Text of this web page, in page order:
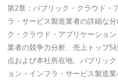
第2章：パブリック・クラウド・
ラ・サービス製造業者の詳細な
ク・クラウド・アプリケーショ
業者の競争力分析、売上トップ5
点および本社所在地、パブリッ
ョン・インフラ・サービス製造